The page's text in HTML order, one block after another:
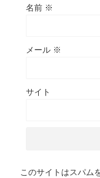
名前 ※
メール ※
サイト
このサイトはスパム